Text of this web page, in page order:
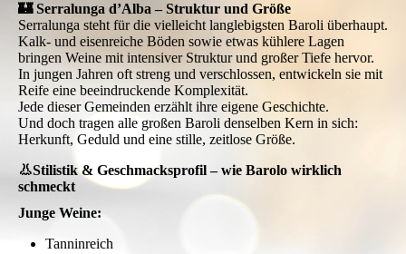
🏰 Serralunga d’Alba – Struktur und Größe
Serralunga steht für die vielleicht langlebigsten Baroli überhaupt.
Kalk- und eisenreiche Böden sowie etwas kühlere Lagen
bringen Weine mit intensiver Struktur und großer Tiefe hervor.
In jungen Jahren oft streng und verschlossen, entwickeln sie mit
Reife eine beeindruckende Komplexität.
Jede dieser Gemeinden erzählt ihre eigene Geschichte.
Und doch tragen alle großen Baroli denselben Kern in sich:
Herkunft, Geduld und eine stille, zeitlose Größe.
👃Stilistik & Geschmacksprofil – wie Barolo wirklich
schmeckt
Junge Weine:
Tanninreich